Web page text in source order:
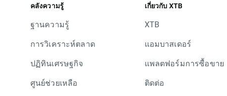
คลังความรู้
ฐานความรู้
การวิเคราะห์ตลาด
ปฏิทินเศรษฐกิจ
ศูนย์ช่วยเหลือ
เกี่ยวกับ XTB
XTB
แอมบาสเดอร์
แพลตฟอร์มการซื้อขาย
ติดต่อ